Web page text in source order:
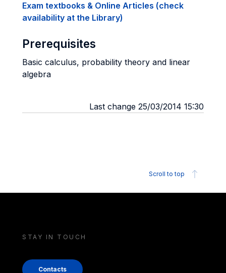
Exam textbooks & Online Articles (check
availability at the Library)
Prerequisites
Basic calculus, probability theory and linear
algebra
Last change 25/03/2014 15:30
Scroll to top
STAY IN TOUCH
Contacts